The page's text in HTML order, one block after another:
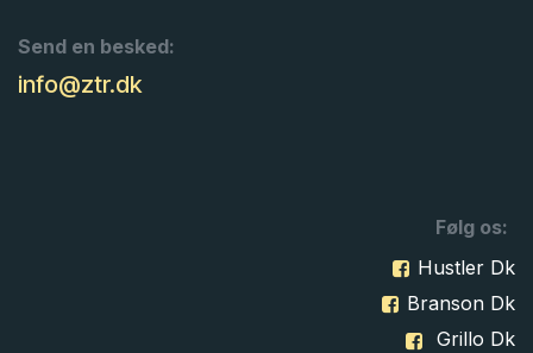
Send en besked:
info@ztr.dk
Følg os:
Hustler Dk
Branson Dk
Grillo Dk